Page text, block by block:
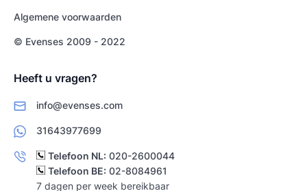
Algemene voorwaarden
© Evenses 2009 - 2022
Heeft u vragen?
info@evenses.com
31643977699
Telefoon NL: 020-2600044
Telefoon BE: 02-8084961
7 dagen per week bereikbaar